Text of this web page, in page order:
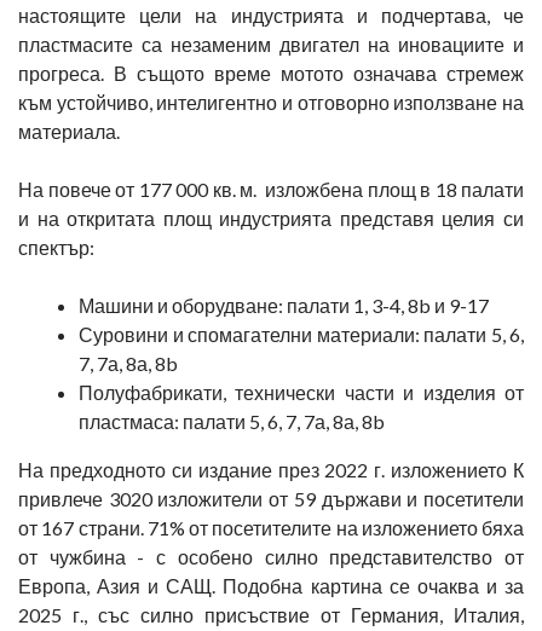
настоящите цели на индустрията и подчертава, че
пластмасите са незаменим двигател на иновациите и
прогреса. В същото време мотото означава стремеж
към устойчиво, интелигентно и отговорно използване на
материала.
На повече от 177 000 кв. м. изложбена площ в 18 палати
и на откритата площ индустрията представя целия си
спектър:
Машини и оборудване: палати 1, 3-4, 8b и 9-17
Суровини и спомагателни материали: палати 5, 6,
7, 7а, 8а, 8b
Полуфабрикати, технически части и изделия от
пластмаса: палати 5, 6, 7, 7а, 8а, 8b
На предходното си издание през 2022 г. изложението К
привлече 3020 изложители от 59 държави и посетители
от 167 страни. 71% от посетителите на изложението бяха
от чужбина - с особено силно представителство от
Европа, Азия и САЩ. Подобна картина се очаква и за
2025 г., със силно присъствие от Германия, Италия,